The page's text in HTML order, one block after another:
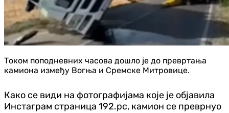
Током поподневних часова дошло је до превртања
камиона између Вогња и Сремске Митровице.
Како се види на фотографијама које је објавила
Инстаграм страница 192.рс, камион се преврнуо